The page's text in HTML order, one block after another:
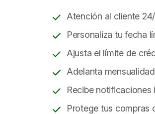
Atención al cliente
Personaliza tu fecha
Ajusta el límite de
Adelanta
Recibe
Protege tus compras